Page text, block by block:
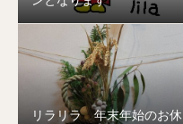
リラリラ 年末年始のお休